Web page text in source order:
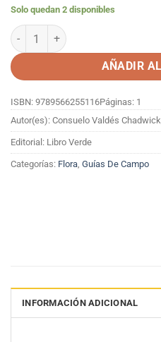
Solo quedan 2 disponibles
LOS COLORES DE LA
AÑADIR
ISBN: 9789566255116Páginas: 1
Autor(es): Consuelo Valdés
Editorial: Libro Verde
Categorías: Flora Guías De Campo
INFORMACIÓN ADICIONAL